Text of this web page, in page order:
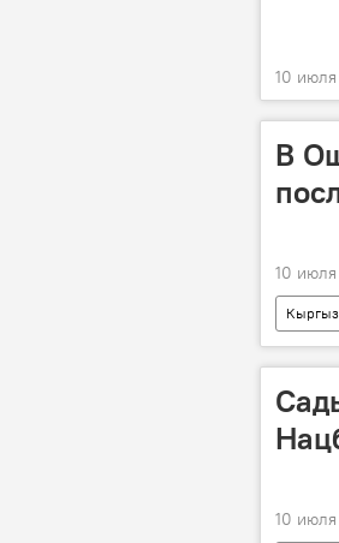
10
В
10
10